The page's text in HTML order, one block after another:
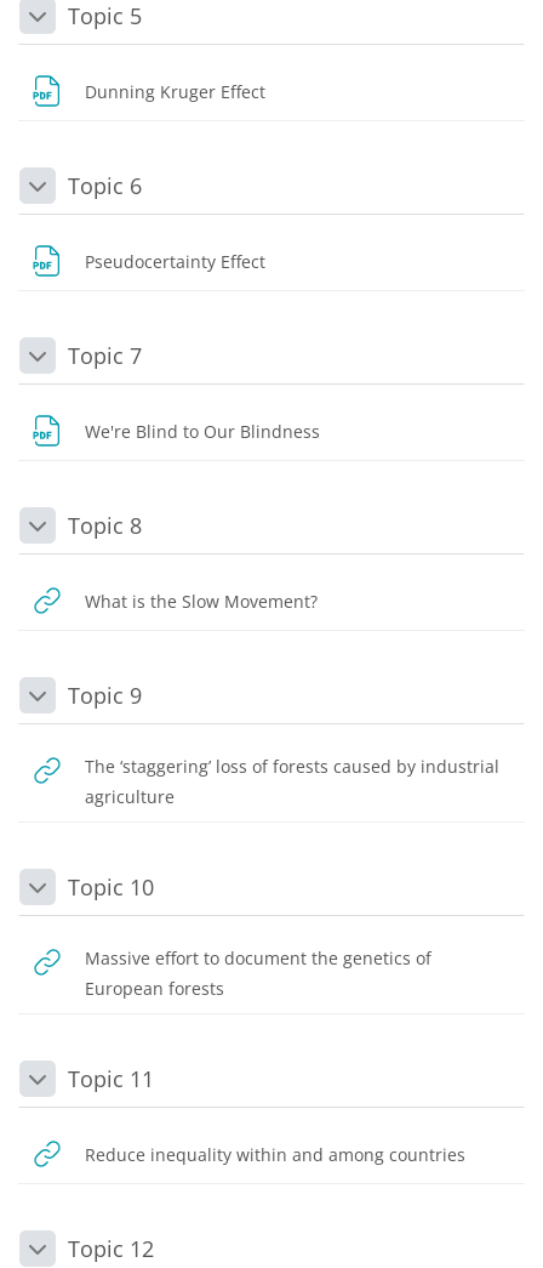
DaraltTopic 5
Dunning Kruger Effect
DaraltTopic 6
Pseudocertainty Effect
DaraltTopic 7
We're Blind to Our Blindness
DaraltTopic 8
What is the Slow Movement?URL
DaraltTopic 9
The ‘staggering’ loss of forests caused by industrial
agriculture
DaraltTopic 10
Massive effort to document the genetics of
European forests
DaraltTopic 11
Reduce inequality within and among countries
DaraltTopic 12